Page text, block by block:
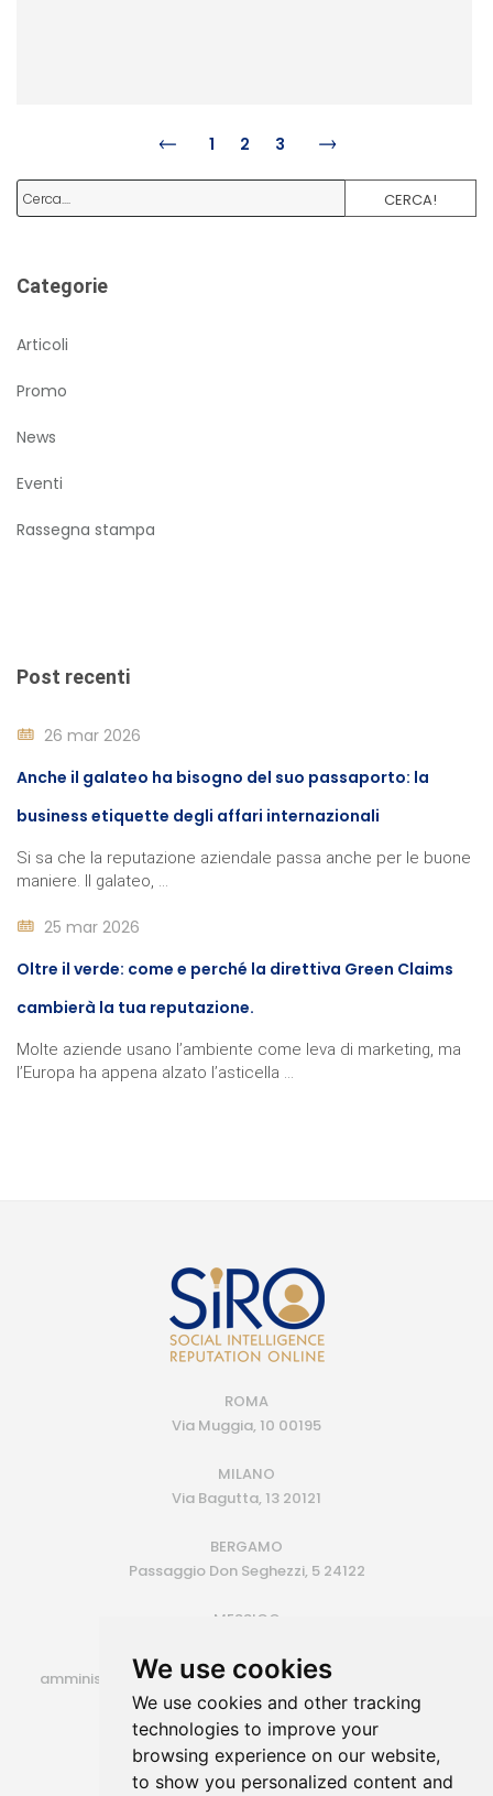
We use cookies
We use cookies and other tracking
technologies to improve your
browsing experience on our website,
to show you personalized content and
1 2 3
CERCA!
Categorie
Articoli
Promo
News
Eventi
Rassegna stampa
Post recenti
26 mar 2026
Anche il galateo ha bisogno del suo passaporto: la
business etiquette degli affari internazionali
Si sa che la reputazione aziendale passa anche per le buone
maniere. Il galateo, ...
25 mar 2026
Oltre il verde: come e perché la direttiva Green Claims
cambierà la tua reputazione.
Molte aziende usano l’ambiente come leva di marketing, ma
l’Europa ha appena alzato l’asticella ...
ROMA
Via Muggia, 10 00195
MILANO
Via Bagutta, 13 20121
BERGAMO
Passaggio Don Seghezzi, 5 24122
MESSICO
amministrazione@siroconsulting.com | +39.335.6409500
P.IVA 14725801006